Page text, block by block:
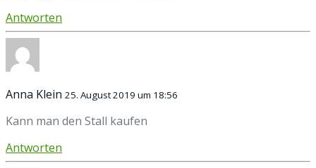
Antworten
Anna Klein 25. August 2019 um 18:56
Kann man den Stall kaufen
Antworten